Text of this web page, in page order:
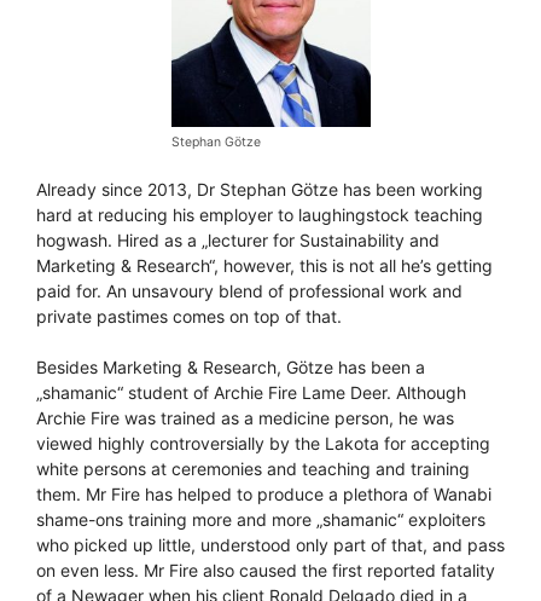
Stephan Götze
Already since 2013, Dr Stephan Götze has been working
hard at reducing his employer to laughingstock teaching
hogwash. Hired as a „lecturer for Sustainability and
Marketing & Research“, however, this is not all he’s getting
paid for. An unsavoury blend of professional work and
private pastimes comes on top of that.
Besides Marketing & Research, Götze has been a
„shamanic“ student of Archie Fire Lame Deer. Although
Archie Fire was trained as a medicine person, he was
viewed highly controversially by the Lakota for accepting
white persons at ceremonies and teaching and training
them. Mr Fire has helped to produce a plethora of Wanabi
shame-ons training more and more „shamanic“ exploiters
who picked up little, understood only part of that, and pass
on even less. Mr Fire also caused the first reported fatality
of a Newager when his client Ronald Delgado died in a